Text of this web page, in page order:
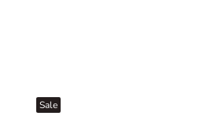
Sale